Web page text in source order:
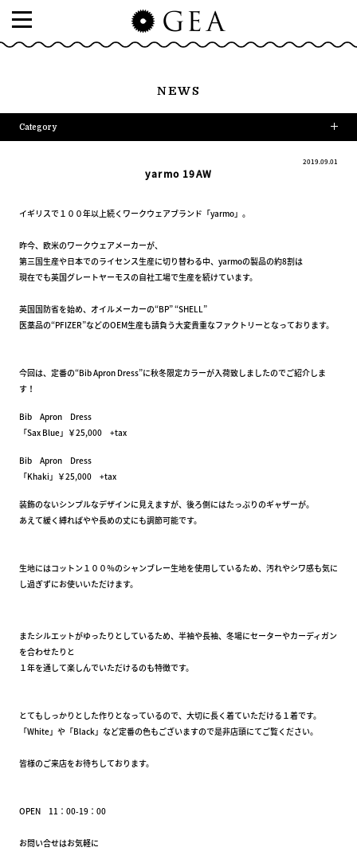
NEWS
Category
2019.09.01
yarmo 19AW
イギリスで１００年以上続くワークウェアブランド「yarmo」。
昨今、欧米のワークウェアメーカーが、
第三国生産や日本でのライセンス生産に切り替わる中、yarmoの製品の約8割は
現在でも英国グレートヤーモスの自社工場で生産を続けています。
英国国防省を始め、オイルメーカーの“BP” “SHELL”
医薬品の“PFIZER”などのOEM生産も請負う大変貴重なファクトリーとなっております。
今回は、定番の“Bib Apron Dress”に秋冬限定カラーが入荷致しましたのでご紹介しま
す！
Bib Apron Dress
「Sax Blue」￥25,000 +tax
Bib Apron Dress
「Khaki」￥25,000 +tax
装飾のないシンプルなデザインに見えますが、後ろ側にはたっぷりのギャザーが。
あえて緩く縛ればやや長めの丈にも調節可能です。
生地にはコットン１００％のシャンブレー生地を使用しているため、汚れやシワ感も気に
し過ぎずにお使いいただけます。
またシルエットがゆったりとしているため、半袖や長袖、冬場にセーターやカーディガン
を合わせたりと
１年を通して楽しんでいただけるのも特徴です。
とてもしっかりとした作りとなっているので、大切に長く着ていただける１着です。
「White」や「Black」など定番の色もございますので是非店頭にてご覧ください。
皆様のご来店をお待ちしております。
OPEN 11：00-19：00
お問い合せはお気軽に